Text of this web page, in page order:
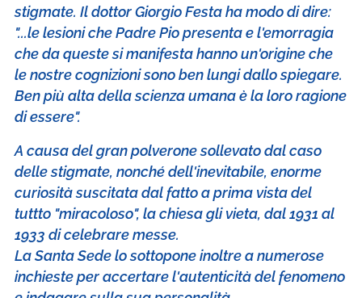
stigmate. Il dottor Giorgio Festa ha modo di dire:
"...le lesioni che Padre Pio presenta e l'emorragia
che da queste si manifesta hanno un'origine che
le nostre cognizioni sono ben lungi dallo spiegare.
Ben più alta della scienza umana è la loro ragione
di essere".
A causa del gran polverone sollevato dal caso
delle stigmate, nonché dell'inevitabile, enorme
curiosità suscitata dal fatto a prima vista del
tuttto "miracoloso", la chiesa gli vieta, dal 1931 al
1933 di celebrare messe.
La Santa Sede lo sottopone inoltre a numerose
inchieste per accertare l'autenticità del fenomeno